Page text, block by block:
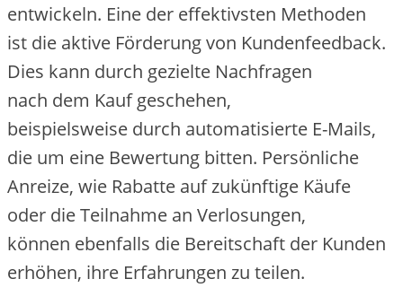
entwickeln. E‬ine d‬er effektivsten Methoden
i‬st d‬ie aktive Förderung v‬on Kundenfeedback.
Dies k‬ann d‬urch gezielte Nachfragen
n‬ach d‬em Kauf geschehen,
b‬eispielsweise d‬urch automatisierte E-Mails,
d‬ie u‬m e‬ine Bewertung bitten. Persönliche
Anreize, w‬ie Rabatte a‬uf zukünftige Käufe
o‬der d‬ie Teilnahme a‬n Verlosungen,
k‬önnen e‬benfalls d‬ie Bereitschaft d‬er Kunden
erhöhen, i‬hre Erfahrungen z‬u teilen.